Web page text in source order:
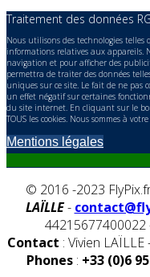
Traitement des données
Nous utilisons des technologies telles
informations relatives aux appareils.
navigation et pour afficher des
permettra de traiter des données
uniques sur ce site. Le fait de ne pas
un effet négatif sur certaines
du site internet. En cliquant sur le
TOUS les cookies. Nous sommes à
Mentions légales
© 2016 -2023
LAÏLLE -
44215677400022
Contact : Vivien LAÏLLE
Phones : +33 (0)6